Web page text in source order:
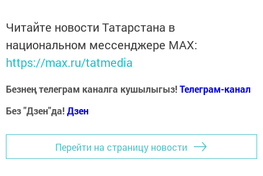
Читайте новости Татарстана в
национальном мессенджере MАХ:
https://max.ru/tatmedia
Безнең телеграм каналга кушылыгыз!Телеграм-канал
Без "Дзен"да!Дзен
Перейти на страницу новости